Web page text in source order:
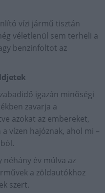
vízi jármű tisztán
véletlenül sem terheli a
benzinfoltot az
igazán minőségi
zavarja a
azokat az embereket,
vízen hajóznak, ahol mi –
néhány év múlva az
a zöldautókhoz
szert.